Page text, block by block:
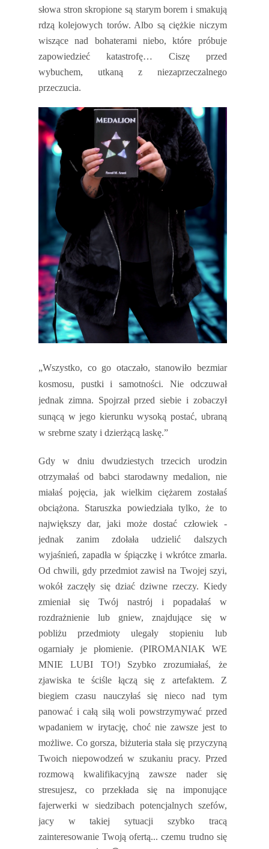
słowa stron skropione są starym borem i smakują
rdzą kolejowych torów. Albo są ciężkie niczym
wiszące nad bohaterami niebo, które próbuje
zapowiedzieć katastrofę… Ciszę przed
wybuchem, utkaną z niezaprzeczalnego
przeczucia.
„Wszystko, co go otaczało, stanowiło bezmiar
kosmosu, pustki i samotności. Nie odczuwał
jednak zimna. Spojrzał przed siebie i zobaczył
sunącą w jego kierunku wysoką postać, ubraną
w srebrne szaty i dzierżącą laskę.”
Gdy w dniu dwudziestych trzecich urodzin
otrzymałaś od babci starodawny medalion, nie
miałaś pojęcia, jak wielkim ciężarem zostałaś
obciążona. Staruszka powiedziała tylko, że to
największy dar, jaki może dostać człowiek -
jednak zanim zdołała udzielić dalszych
wyjaśnień, zapadła w śpiączkę i wkrótce zmarła.
Od chwili, gdy przedmiot zawisł na Twojej szyi,
wokół zaczęły się dziać dziwne rzeczy. Kiedy
zmieniał się Twój nastrój i popadałaś w
rozdrażnienie lub gniew, znajdujące się w
pobliżu przedmioty ulegały stopieniu lub
ogarniały je płomienie. (PIROMANIAK WE
MNIE LUBI TO!) Szybko zrozumiałaś, że
zjawiska te ściśle łączą się z artefaktem. Z
biegiem czasu nauczyłaś się nieco nad tym
panować i całą siłą woli powstrzymywać przed
wpadaniem w irytację, choć nie zawsze jest to
możliwe. Co gorsza, biżuteria stała się przyczyną
Twoich niepowodzeń w szukaniu pracy. Przed
rozmową kwalifikacyjną zawsze nader się
stresujesz, co przekłada się na imponujące
fajerwerki w siedzibach potencjalnych szefów,
jacy w takiej sytuacji szybko tracą
zainteresowanie Twoją ofertą... czemu trudno się